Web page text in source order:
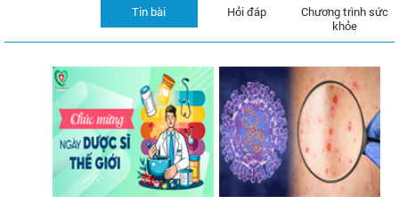
Chương trình sức
khỏe
Hỏi đáp
Tin bài